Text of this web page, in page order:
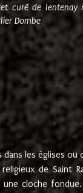
curé de lentenay
Dombe
les églises ou
de Saint
cloche